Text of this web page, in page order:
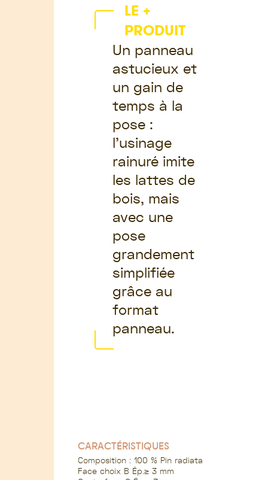
LE +
PRODUIT
Un panneau
astucieux et
un gain de
temps à la
pose :
l’usinage
rainuré imite
les lattes de
bois, mais
avec une
pose
grandement
simplifiée
grâce au
format
panneau.
CARACTÉRISTIQUES
Composition : 100 % Pin radiata
Face choix B Ép.≥ 3 mm